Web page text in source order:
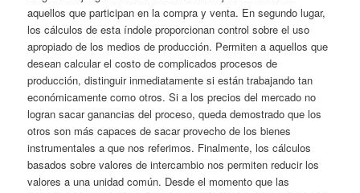
aquellos que participan en la compra y venta. En segundo lugar,
los cálculos de esta índole proporcionan control sobre el uso
apropiado de los medios de producción. Permiten a aquellos que
desean calcular el costo de complicados procesos de
producción, distinguir inmediatamente si están trabajando tan
económicamente como otros. Si a los precios del mercado no
logran sacar ganancias del proceso, queda demostrado que los
otros son más capaces de sacar provecho de los bienes
instrumentales a que nos referimos. Finalmente, los cálculos
basados sobre valores de intercambio nos permiten reducir los
valores a una unidad común. Desde el momento que las